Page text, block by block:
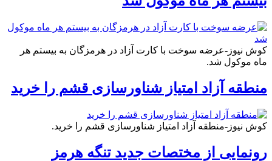
کوش نیوز-عرضه سوخت با کارت آزاد در هرمزگان به بیستم هر
ماه موکول شد.
منطقه آزاد امتیاز شناورسازی قشم را خرید
کوش نیوز-منطقه آزاد امتیاز شناورسازی قشم را خرید.
رونمایی از مختصات جدید تنگه هرمز